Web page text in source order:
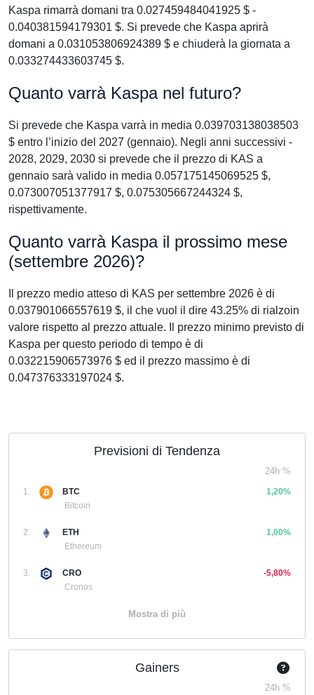
Kaspa rimarrà domani tra 0.027459484041925 $ -
0.040381594179301 $. Si prevede che Kaspa aprirà
domani a 0.031053806924389 $ e chiuderà la giornata a
0.033274433603745 $.
Quanto varrà Kaspa nel futuro?
Si prevede che Kaspa varrà in media 0.039703138038503
$ entro l’inizio del 2027 (gennaio). Negli anni successivi -
2028, 2029, 2030 si prevede che il prezzo di KAS a
gennaio sarà valido in media 0.057175145069525 $,
0.073007051377917 $, 0.075305667244324 $,
rispettivamente.
Quanto varrà Kaspa il prossimo mese
(settembre 2026)?
Il prezzo medio atteso di KAS per settembre 2026 è di
0.037901066557619 $, il che vuol il dire 43.25% di rialzoin
valore rispetto al prezzo attuale. Il prezzo minimo previsto di
Kaspa per questo periodo di tempo è di
0.032215906573976 $ ed il prezzo massimo è di
0.047376333197024 $.
Previsioni di Tendenza
24h %
1.
BTC
Bitcoin
1,20%
2.
ETH
Ethereum
1,00%
3.
CRO
Cronos
-5,80%
Mostra di più
Gainers
24h %